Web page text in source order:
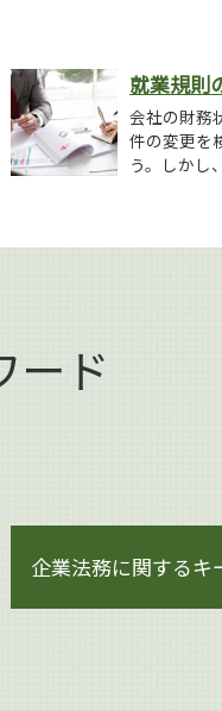
就業規則
会社の財務
件の変更を
う。しかし
ード
企業法務に関するキ